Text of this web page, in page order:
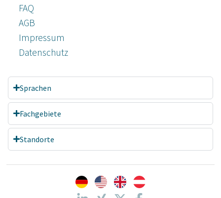
FAQ
AGB
Impressum
Datenschutz­
Sprachen
Fachgebiete
Standorte